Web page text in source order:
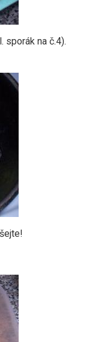
sporák na č.4).